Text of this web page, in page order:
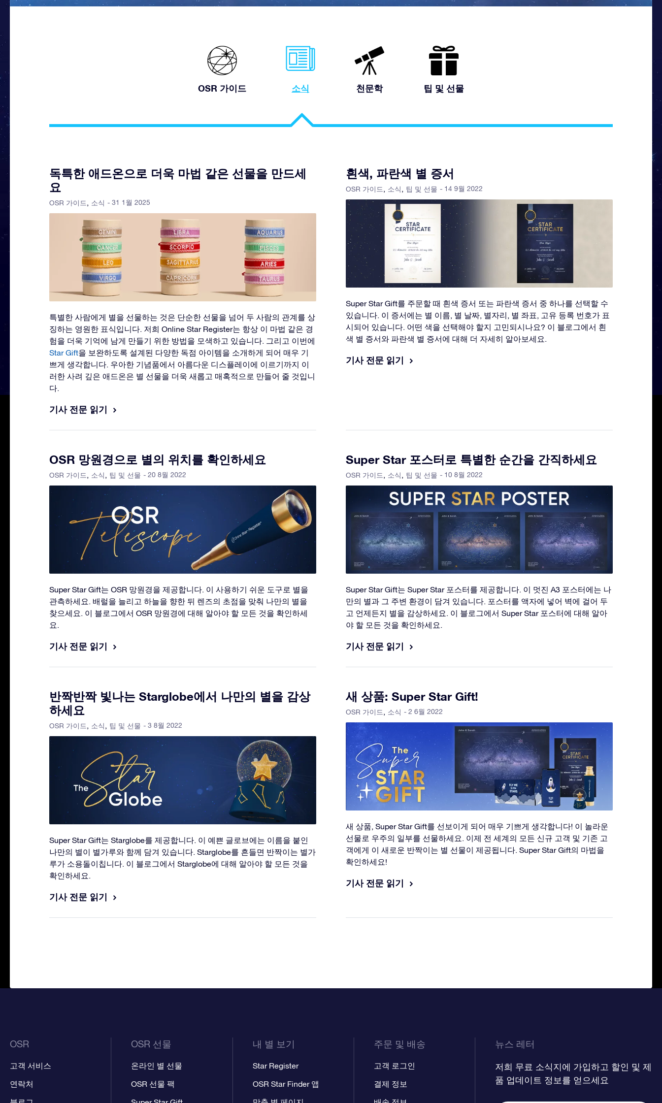
OSR 가이드 소식 천문학 팁 및 선물
독특한 애드온으로 더욱 마법 같은 선물을 만드세
요
OSR 가이드 소식 - 31 1월 2025
특별한 사람에게 별을 선물하는 것은 단순한 선물을 넘어 두 사람의 관계를 상
징하는 영원한 표식입니다. 저희 Online Star Register는 항상 이 마법 같은 경
험을 더욱 기억에 남게 만들기 위한 방법을 모색하고 있습니다. 그리고 이번에
Star Gift을 보완하도록 설계된 다양한 독점 아이템을 소개하게 되어 매우 기
쁘게 생각합니다. 우아한 기념품에서 아름다운 디스플레이에 이르기까지 이
러한 사려 깊은 애드온은 별 선물을 더욱 새롭고 매혹적으로 만들어 줄 것입니
다.
기사 전문 읽기
흰색, 파란색 별 증서
OSR 가이드 소식 팁 및 선물 - 14 9월 2022
Super Star Gift를 주문할 때 흰색 증서 또는 파란색 증서 중 하나를 선택할 수
있습니다. 이 증서에는 별 이름, 별 날짜, 별자리, 별 좌표, 고유 등록 번호가 표
시되어 있습니다. 어떤 색을 선택해야 할지 고민되시나요? 이 블로그에서 흰
색 별 증서와 파란색 별 증서에 대해 더 자세히 알아보세요.
기사 전문 읽기
OSR 망원경으로 별의 위치를 확인하세요
OSR 가이드 소식 팁 및 선물 - 20 8월 2022
Super Star Gift는 OSR 망원경을 제공합니다. 이 사용하기 쉬운 도구로 별을
관측하세요. 배럴을 늘리고 하늘을 향한 뒤 렌즈의 초점을 맞춰 나만의 별을
찾으세요. 이 블로그에서 OSR 망원경에 대해 알아야 할 모든 것을 확인하세
요.
기사 전문 읽기
Super Star 포스터로 특별한 순간을 간직하세요
OSR 가이드 소식 팁 및 선물 - 10 8월 2022
Super Star Gift는 Super Star 포스터를 제공합니다. 이 멋진 A3 포스터에는 나
만의 별과 그 주변 환경이 담겨 있습니다. 포스터를 액자에 넣어 벽에 걸어 두
고 언제든지 별을 감상하세요. 이 블로그에서 Super Star 포스터에 대해 알아
야 할 모든 것을 확인하세요.
기사 전문 읽기
반짝반짝 빛나는 Starglobe에서 나만의 별을 감상
하세요
OSR 가이드 소식 팁 및 선물 - 3 8월 2022
Super Star Gift는 Starglobe를 제공합니다. 이 예쁜 글로브에는 이름을 붙인
나만의 별이 별가루와 함께 담겨 있습니다. Starglobe를 흔들면 반짝이는 별가
루가 소용돌이칩니다. 이 블로그에서 Starglobe에 대해 알아야 할 모든 것을
확인하세요.
기사 전문 읽기
새 상품: Super Star Gift!
OSR 가이드 소식 - 2 6월 2022
새 상품, Super Star Gift를 선보이게 되어 매우 기쁘게 생각합니다! 이 놀라운
선물로 우주의 일부를 선물하세요. 이제 전 세계의 모든 신규 고객 및 기존 고
객에게 이 새로운 반짝이는 별 선물이 제공됩니다. Super Star Gift의 마법을
확인하세요!
기사 전문 읽기
OSR
고객 서비스
연락처
OSR 선물
온라인 별 선물
OSR 선물 팩
내 별 보기
Star Register
OSR Star Finder 앱
주문 및 배송
고객 로그인
결제 정보
뉴스 레터
저희 무료 소식지에 가입하고 할인 및 제
품 업데이트 정보를 얻으세요